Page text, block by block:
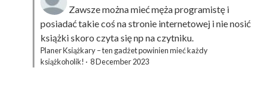
Zawsze można mieć męża programistę i
posiadać takie coś na stronie internetowej i nie nosić
książki skoro czyta się np na czytniku.
Planer Książkary – ten gadżet powinien mieć każdy
książkoholik! · 8 December 2023